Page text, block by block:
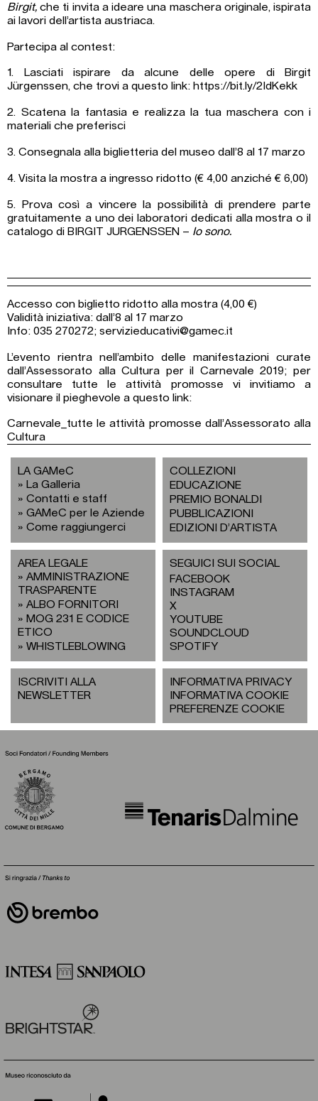
Birgit,che ti invita a ideare una maschera originale, ispirata
ai lavori dell’artista austriaca.
Partecipa al contest:
1. Lasciati ispirare da alcune delle opere di Birgit
Jürgenssen, che trovi a questo link: https://bit.ly/2IdKekk
2. Scatena la fantasia e realizza la tua maschera con i
materiali che preferisci
3. Consegnala alla biglietteria del museo dall’8 al 17 marzo
4. Visita la mostra a ingresso ridotto (€ 4,00 anziché € 6,00)
5. Prova così a vincere la possibilità di prendere parte
gratuitamente a uno dei laboratori dedicati alla mostra o il
catalogo di BIRGIT JURGENSSEN – Io sono.
Accesso con biglietto ridotto alla mostra (4,00 €)
Validità iniziativa: dall’8 al 17 marzo
Info: 035 270272; servizieducativi@gamec.it
L’evento rientra nell’ambito delle manifestazioni curate
dall’Assessorato alla Cultura per il Carnevale 2019; per
consultare tutte le attività promosse vi invitiamo a
visionare il pieghevole a questo link:
Carnevale_tutte le attività promosse dall’Assessorato alla
Cultura
LA GAMeC
La Galleria
Contatti e staff
GAMeC per le Aziende
Come raggiungerci
COLLEZIONI
EDUCAZIONE
PREMIO BONALDI
PUBBLICAZIONI
EDIZIONI D’ARTISTA
AREA LEGALE
AMMINISTRAZIONE
TRASPARENTE
ALBO FORNITORI
MOG 231 E CODICE
ETICO
WHISTLEBLOWING
SEGUICI SUI SOCIAL
FACEBOOK
INSTAGRAM
X
YOUTUBE
SOUNDCLOUD
SPOTIFY
ISCRIVITI ALLA
NEWSLETTER
INFORMATIVA PRIVACY
INFORMATIVA COOKIE
PREFERENZE COOKIE